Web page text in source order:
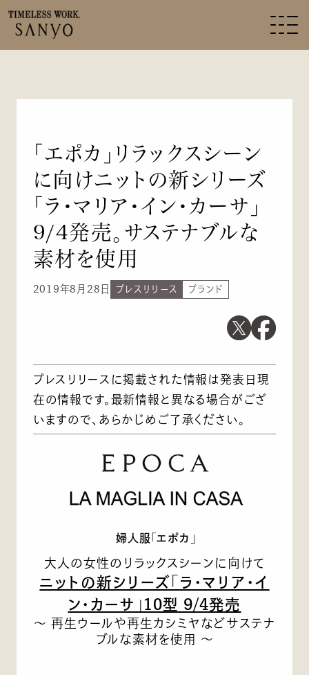
「エポカ」リラックスシーン
に向けニットの新シリーズ
「ラ・マリア・イン・カーサ」
9/4発売。サステナブルな
素材を使用
2019年8月28日 プレスリリース ブランド
プレスリリースに掲載された情報は発表日現
在の情報です。最新情報と異なる場合がござ
いますので、あらかじめご了承ください。
婦人服「エポカ」
大人の女性のリラックスシーンに向けて
ニットの新シリーズ「ラ・マリア・イ
ン・カーサ」10型 9/4発売
～ 再生ウールや再生カシミヤなどサステナ
ブルな素材を使用 ～